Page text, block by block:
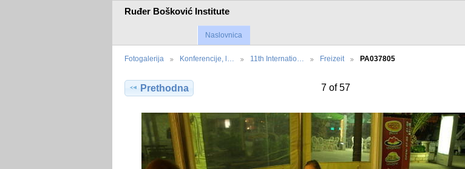
Ruđer Bošković Institute
Naslovnica
Fotogalerija Konferencije, l… 11th Internatio… Freizeit PA037805
Prethodna 7 of 57